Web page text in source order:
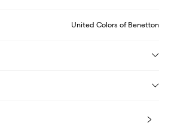
United Colors of Benetton